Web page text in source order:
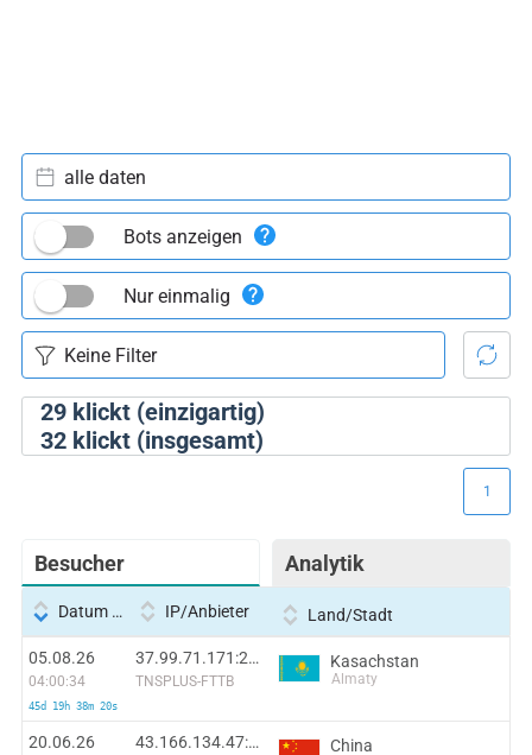
29klickt (einzigartig)
32klickt (insgesamt)
alle daten
Bots anzeigen
Nur einmalig
Besucher Analytik
1
Datum und Uhrzeit IP/Anbieter Land/Stadt
05.08.26
04:00:34
45d 19h 38m 20s
37.99.71.171:23488
TNSPLUS-FTTB
Kasachstan
Almaty
20.06.26 43.166.134.47:53754 China